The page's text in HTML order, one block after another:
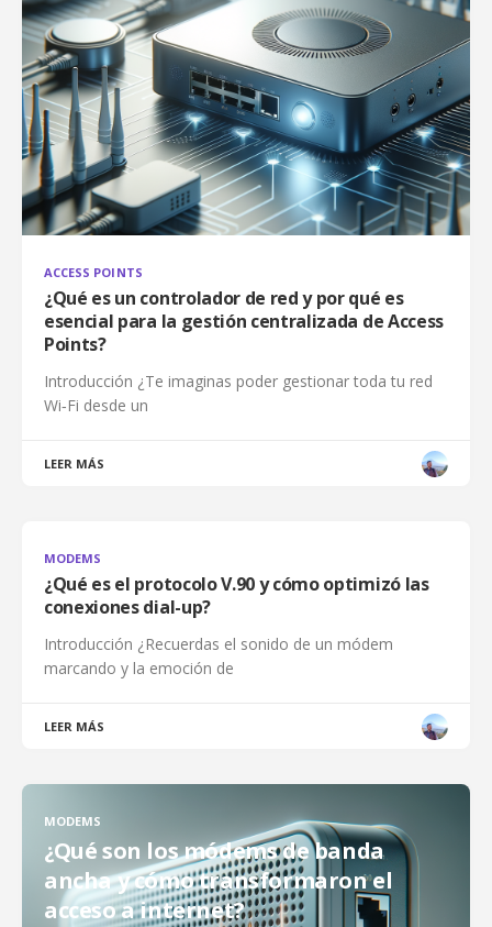
ACCESS POINTS
¿Qué es un controlador de red y por qué es
esencial para la gestión centralizada de Access
Points?
Introducción ¿Te imaginas poder gestionar toda tu red
Wi‑Fi desde un
LEER MÁS
MODEMS
¿Qué es el protocolo V.90 y cómo optimizó las
conexiones dial-up?
Introducción ¿Recuerdas el sonido de un módem
marcando y la emoción de
LEER MÁS
MODEMS
¿Qué son los módems de banda
ancha y cómo transformaron el
acceso a internet?